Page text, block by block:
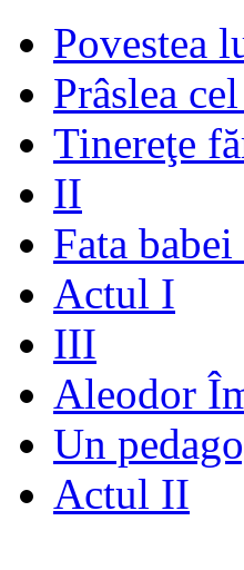
Povestea
Prâslea
Tinereţe
II
Fata
Actul I
III
Aleodor
Un
Actul II